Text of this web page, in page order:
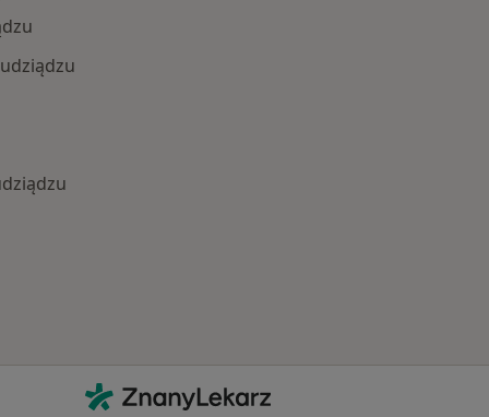
Kontakt
ZnanyLekarz - Strona główna